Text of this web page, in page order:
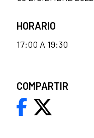
HORARIO
17:00 A 19:30
COMPARTIR